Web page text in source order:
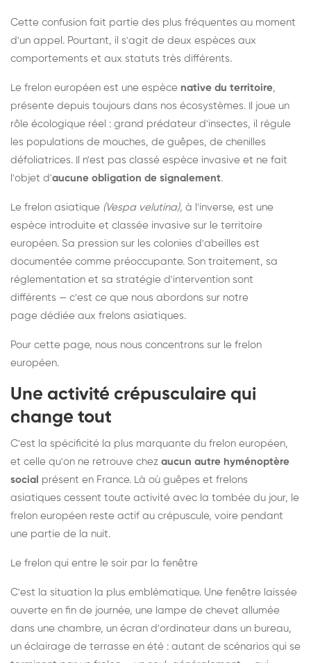
Cette confusion fait partie des plus fréquentes au moment
d'un appel. Pourtant, il s'agit de deux espèces aux
comportements et aux statuts très différents.
Le frelon européen est une espèce native du territoire,
présente depuis toujours dans nos écosystèmes. Il joue un
rôle écologique réel : grand prédateur d'insectes, il régule
les populations de mouches, de guêpes, de chenilles
défoliatrices. Il n'est pas classé espèce invasive et ne fait
l'objet d'aucune obligation de signalement.
Le frelon asiatique (Vespa velutina), à l'inverse, est une
espèce introduite et classée invasive sur le territoire
européen. Sa pression sur les colonies d'abeilles est
documentée comme préoccupante. Son traitement, sa
réglementation et sa stratégie d'intervention sont
différents — c'est ce que nous abordons sur notre
page dédiée aux frelons asiatiques.
Pour cette page, nous nous concentrons sur le frelon
européen.
Une activité crépusculaire qui
change tout
C'est la spécificité la plus marquante du frelon européen,
et celle qu'on ne retrouve chez aucun autre hyménoptère
social présent en France. Là où guêpes et frelons
asiatiques cessent toute activité avec la tombée du jour, le
frelon européen reste actif au crépuscule, voire pendant
une partie de la nuit.
Le frelon qui entre le soir par la fenêtre
C'est la situation la plus emblématique. Une fenêtre laissée
ouverte en fin de journée, une lampe de chevet allumée
dans une chambre, un écran d'ordinateur dans un bureau,
un éclairage de terrasse en été : autant de scénarios qui se